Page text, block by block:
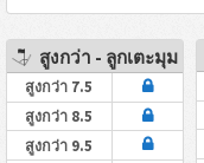
สูงกว่า - ลูกเตะมุม
สูงกว่า 7.5
สูงกว่า 8.5
สูงกว่า 9.5